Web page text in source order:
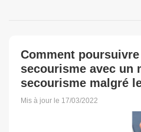
Comment
secourisme avec un
secourisme malgré
Mis à jour le 17/03/2022